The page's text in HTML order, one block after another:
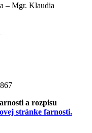
– Mgr. Klaudia
a rozpisu
stránke farnosti.